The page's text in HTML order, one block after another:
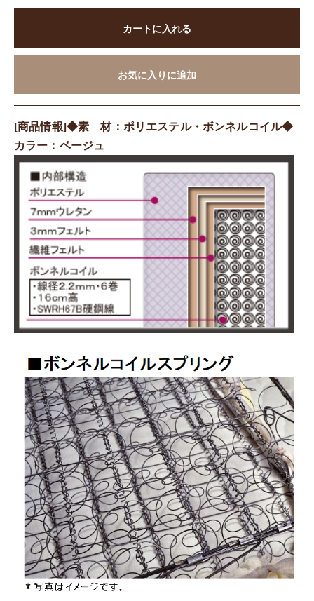
カートに入れる
お気に入りに追加
[商品情報]◆素 材：ポリエステル・ボンネルコイル◆
カラー：ベージュ